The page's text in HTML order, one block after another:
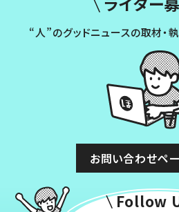
“人”のグッドニュースの取材・
お問い合わせペ
Follow